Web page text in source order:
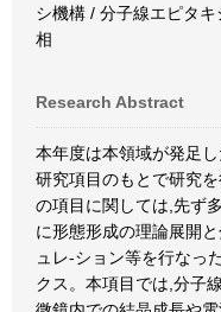
シ機構 / 分子線エピタ
相
Research Abstract
本年度は本領域が発足
研究項目のもとで研究
の項目に関しては,先ず
に形態形成の理論展開
ュレ-ション等を行なっ
クス。本項目では,分子